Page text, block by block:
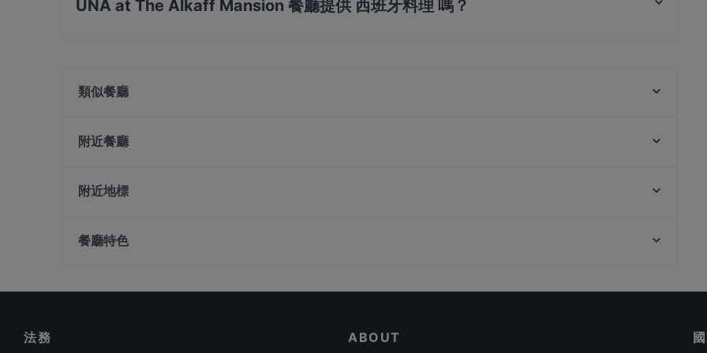
UNA at The Alkaff Mansion 餐廳提供 西班牙料理 嗎？
類似餐廳
Blanco Court Fish Soup & Fish Head Steamboat 白兰
The White Tiffin Fusion
附近餐廳
Deliz Street
BLEU at Keppel Bay
附近地標
餐廳特色
在 新加坡 的 環境舒適的餐廳
在 新加坡 的 浪漫的餐廳
法務 ABOUT